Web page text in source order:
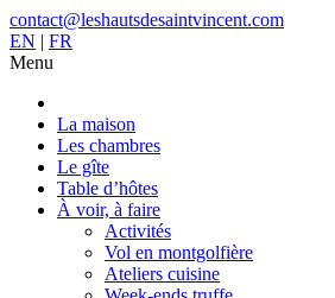
contact@leshautsdesaintvincent.com
EN | FR
Menu
La maison
Les chambres
Le gîte
Table d’hôtes
À voir, à faire
Activités
Vol en montgolfière
Ateliers cuisine